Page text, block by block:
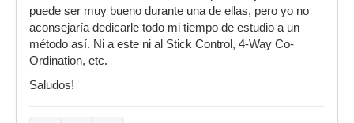
puede ser muy bueno durante una de ellas, pero yo no
aconsejaría dedicarle todo mi tiempo de estudio a un
método así. Ni a este ni al Stick Control, 4-Way Co-
Ordination, etc.
Saludos!